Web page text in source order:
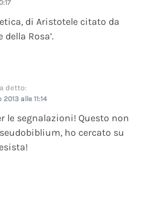
di Aristotele citato da
della Rosa’.
detto:
alle 11:14
le segnalazioni! Questo non
ho cercato su